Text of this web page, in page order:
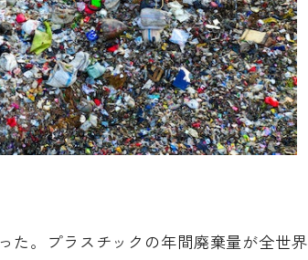
た。プラスチックの年間廃棄量が全世界